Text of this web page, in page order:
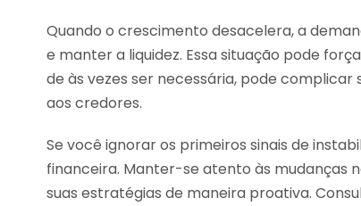
Quando o crescimento desacelera, a
e manter a liquidez. Essa situação pode
de às vezes ser necessária, pode
aos credores.
Se você ignorar os primeiros sinais de
financeira. Manter-se atento às mudanças
suas estratégias de maneira proativa.